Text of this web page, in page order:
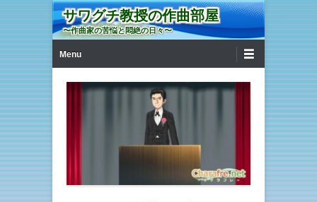
サワグチ教授の作曲部屋
〜作曲家の苦悩と悶絶の日々〜
Menu